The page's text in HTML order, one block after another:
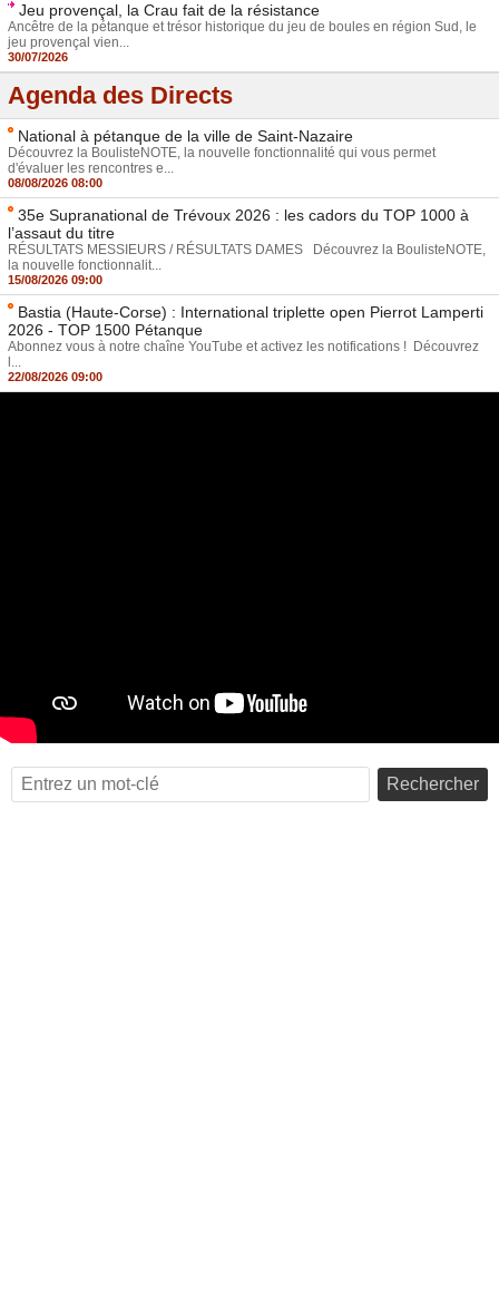
Jeu provençal, la Crau fait de la résistance
Ancêtre de la pétanque et trésor historique du jeu de boules en région Sud, le
jeu provençal vien...
30/07/2026
Agenda des Directs
National à pétanque de la ville de Saint-Nazaire
Découvrez la BoulisteNOTE, la nouvelle fonctionnalité qui vous permet
d'évaluer les rencontres e...
08/08/2026 08:00
35e Supranational de Trévoux 2026 : les cadors du TOP 1000 à
l’assaut du titre
RÉSULTATS MESSIEURS / RÉSULTATS DAMES Découvrez la BoulisteNOTE,
la nouvelle fonctionnalit...
15/08/2026 09:00
Bastia (Haute-Corse) : International triplette open Pierrot Lamperti
2026 - TOP 1500 Pétanque
Abonnez vous à notre chaîne YouTube et activez les notifications ! Découvrez
l...
22/08/2026 09:00
Rechercher